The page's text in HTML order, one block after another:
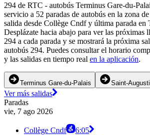
294 de RTC - autobús Terminus Gare-du-
servicio a 52 paradas de autobús en la zona
salida desde Collège Cndf y última parada en
Desplázate hacia abajo para ver las próximas
294 a cada parada y se mostrará la próxima
autobús 294. Puedes consultar el horario
y las salidas en tiempo real en la aplicación.
Terminus Gare-du-Palais Saint-
Ver más salidas
Paradas
vie, 7 ago 2026
Collège Cndf
6:05